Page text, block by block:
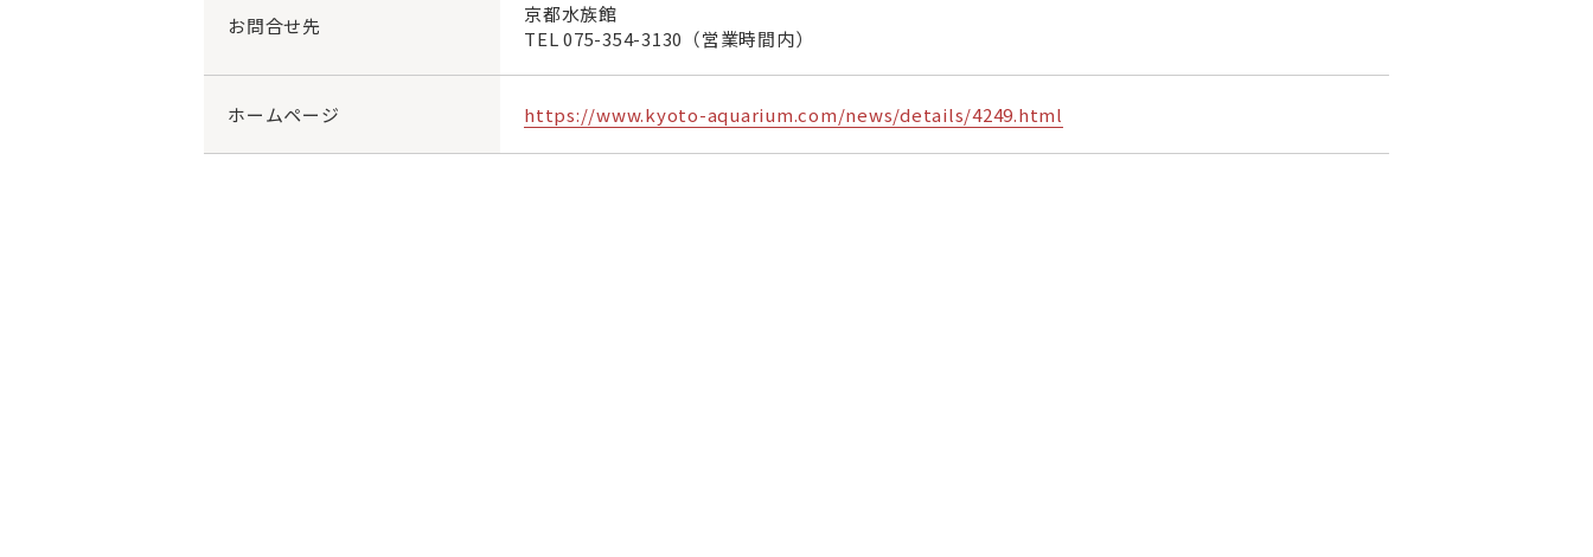
お問合せ先
京都水族館
TEL075-354-3130 （営業時間内）
ホームページ https://www.kyoto-aquarium.com/news/details/4249.html